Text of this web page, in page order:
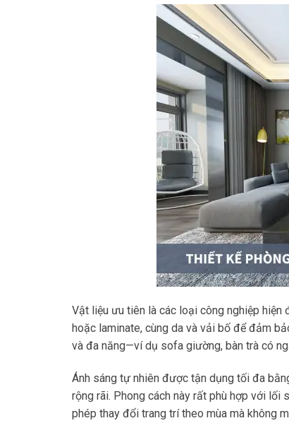
Vật liệu ưu tiên là các loại công nghiệp
hoặc laminate, cùng da và vải bố để đảm
và đa năng—ví dụ sofa giường, bàn trà có
Ánh sáng tự nhiên được tận dụng tối đa
rộng rãi. Phong cách này rất phù hợp với lối
phép thay đổi trang trí theo mùa mà không